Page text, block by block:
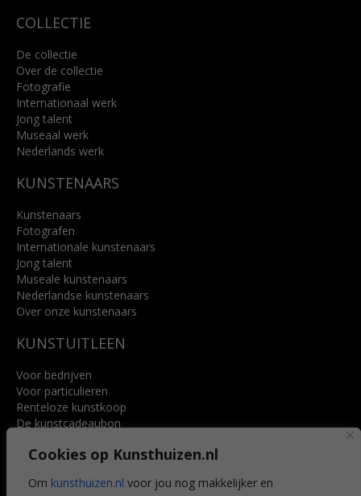
Cookies op Kunsthuizen.nl
Om kunsthuizen.nl voor jou nog makkelijker en
COLLECTIE
De collectie
Over de collectie
Fotografie
Internationaal werk
Jong talent
Museaal werk
Nederlands werk
KUNSTENAARS
Kunstenaars
Fotografen
Internationale kunstenaars
Jong talent
Museale kunstenaars
Nederlandse kunstenaars
Over onze kunstenaars
KUNSTUITLEEN
Voor bedrijven
Voor particulieren
Renteloze kunstkoop
De kunstcadeaubon
Voordelen
Veelgestelde vragen